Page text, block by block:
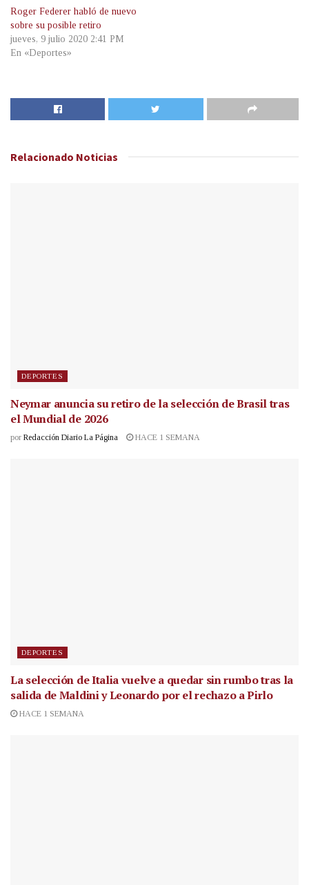
Roger Federer habló de nuevo
sobre su posible retiro
jueves, 9 julio 2020 2:41 PM
En «Deportes»
Relacionado Noticias
DEPORTES
Neymar anuncia su retiro de la selección de Brasil tras
el Mundial de 2026
por Redacción Diario La Página HACE 1 SEMANA
DEPORTES
La selección de Italia vuelve a quedar sin rumbo tras la
salida de Maldini y Leonardo por el rechazo a Pirlo
HACE 1 SEMANA